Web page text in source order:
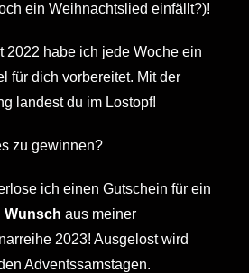
ein Weihnachtslied einfällt?)!
2022 habe ich jede Woche ein
für dich vorbereitet. Mit der
landest du im Lostopf!
zu gewinnen?
ich einen Gutschein für ein
Wunsch aus meiner
2023! Ausgelost wird
Adventssamstagen.